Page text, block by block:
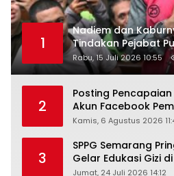
1
Nadiem dan
Tindakan Pejabat
Rabu, 15 Juli 2026 10:55
2
Posting
Akun Facebook
Rembang “Dirujak”
Kamis, 6 Agustus 2026
3
SPPG Semarang
Gelar Edukasi Gizi
Peringati Hari Anak
Jumat, 24 Juli 2026 14:12